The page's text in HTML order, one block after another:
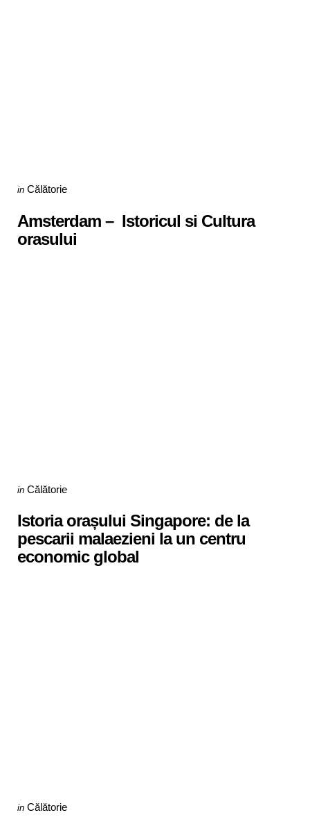
Categories
Posted
in Călătorie
Amsterdam – Istoricul si Cultura
orasului
Categories
Posted
in Călătorie
Istoria orașului Singapore: de la
pescarii malaezieni la un centru
economic global
Categories
Posted
in Călătorie